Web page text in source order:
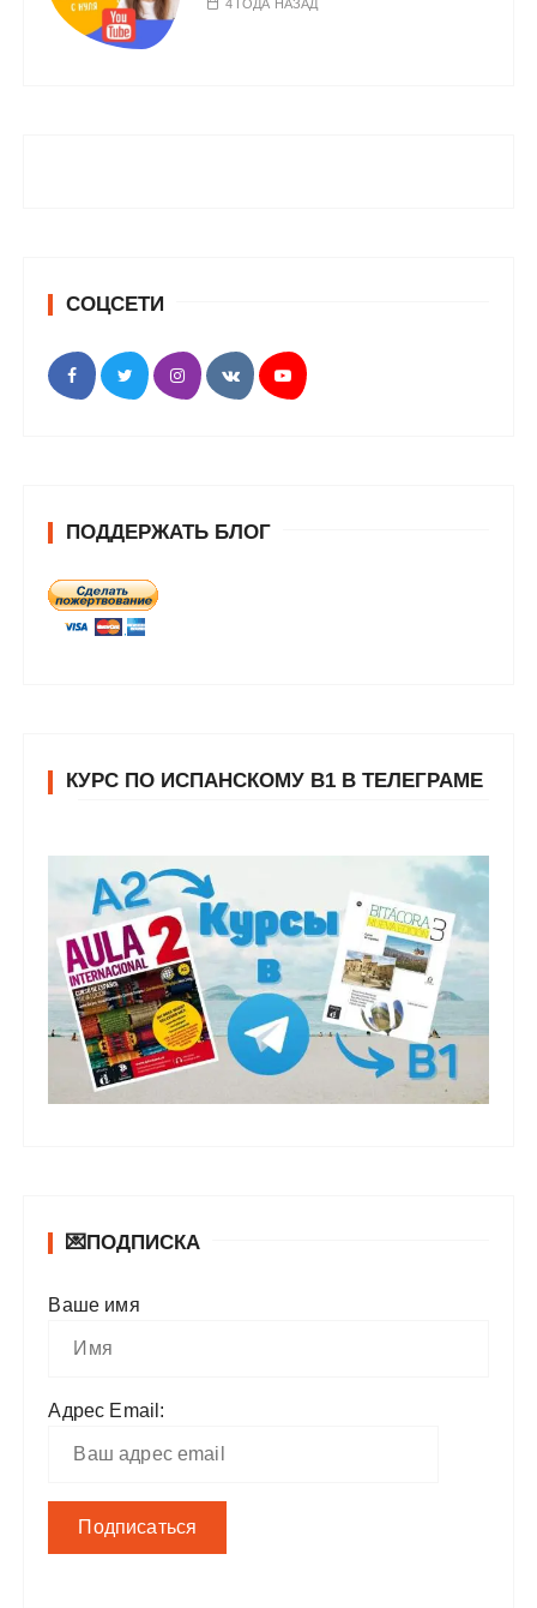
4 ГОДА НАЗАД
СОЦСЕТИ
ПОДДЕРЖАТЬ БЛОГ
КУРС ПО ИСПАНСКОМУ В1 В ТЕЛЕГРАМЕ
💌ПОДПИСКА
Ваше имя
Адрес Email: